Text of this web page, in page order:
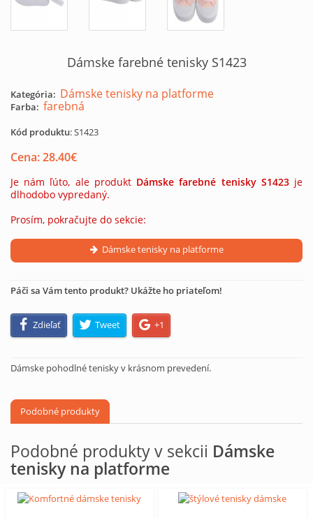
Dámske farebné tenisky S1423
Kategória: Dámske tenisky na platforme
Farba: farebná
Kód produktu:S1423
Cena:28.40€
Je nám ľúto, ale produkt Dámske farebné tenisky S1423je
dlhodobo vypredaný.
Prosím, pokračujte do sekcie:
Dámske tenisky na platforme
Páči sa Vám tento produkt? Ukážte ho priateľom!
Zdieľať Tweet +1
Dámske pohodlné tenisky v krásnom prevedení.
Podobné produkty
Podobné produkty v sekcii Dámske
tenisky na platforme